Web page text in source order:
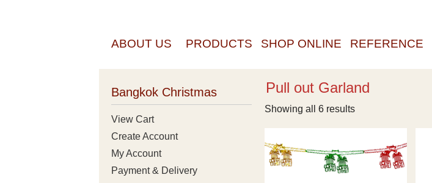
ABOUT US PRODUCTS SHOP ONLINE REFERENCE
Pull out Garland
Showing all 6 results
Bangkok Christmas
View Cart
Create Account
My Account
Payment & Delivery